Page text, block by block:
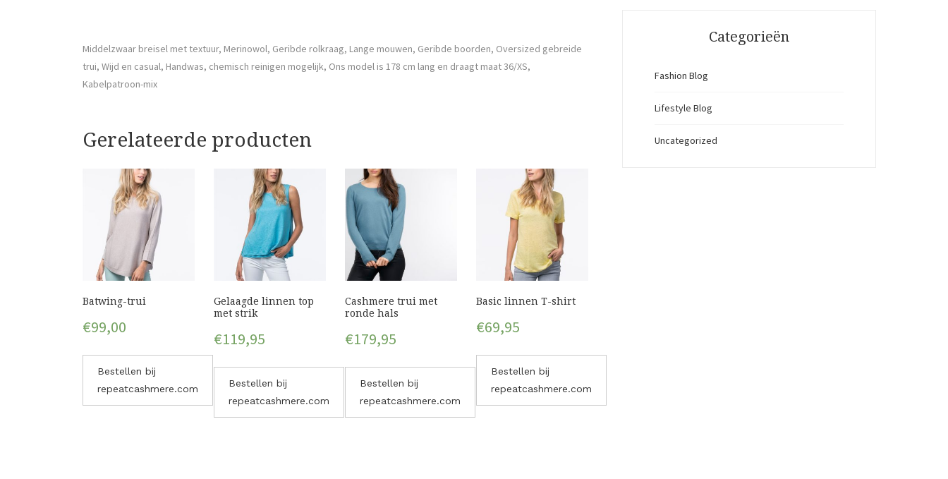
Middelzwaar breisel met textuur, Merinowol, Geribde rolkraag, Lange mouwen, Geribde boorden, Oversized gebreide
trui, Wijd en casual, Handwas, chemisch reinigen mogelijk, Ons model is 178 cm lang en draagt maat 36/XS,
Kabelpatroon-mix
Gerelateerde producten
Batwing-trui
€99,00
Bestellen bij
repeatcashmere.com
Gelaagde linnen top
met strik
€119,95
Bestellen bij
repeatcashmere.com
Cashmere trui met
ronde hals
€179,95
Bestellen bij
repeatcashmere.com
Basic linnen T-shirt
€69,95
Bestellen bij
repeatcashmere.com
Categorieën
Fashion Blog
Lifestyle Blog
Uncategorized